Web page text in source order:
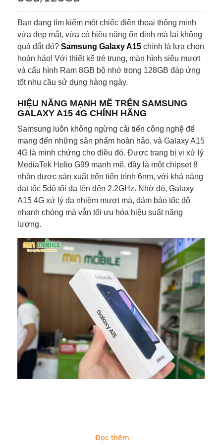
Bạn đang tìm kiếm một chiếc điện thoại thông minh
vừa đẹp mắt, vừa có hiệu năng ổn định mà lại không
quá đắt đỏ? Samsung Galaxy A15 chính là lựa chọn
hoàn hảo! Với thiết kế trẻ trung, màn hình siêu mượt
và cấu hình Ram 8GB bộ nhớ trong 128GB đáp ứng
tốt nhu cầu sử dụng hàng ngày.
HIỆU NĂNG MẠNH MẼ TRÊN SAMSUNG
GALAXY A15 4G CHÍNH HÃNG
Samsung luôn không ngừng cải tiến công nghệ để
mang đến những sản phẩm hoàn hảo, và Galaxy A15
4G là minh chứng cho điều đó. Được trang bị vi xử lý
MediaTek Helio G99 mạnh mẽ, đây là một chipset 8
nhân được sản xuất trên tiến trình 6nm, với khả năng
đạt tốc 5độ tối đa lên đến 2.2GHz. Nhờ đó, Galaxy
A15 4G xử lý đa nhiệm mượt mà, đảm bảo tốc độ
nhanh chóng mà vẫn tối ưu hóa hiệu suất năng
lượng.
các tác vụ một cách trơn tru, không bị gián đoạn. Đặc
Đọc thêm